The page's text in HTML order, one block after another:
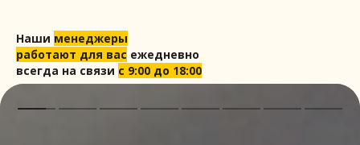
Наши менеджеры
работают для вас ежедневно
всегда на связи с 9:00 до 18:00